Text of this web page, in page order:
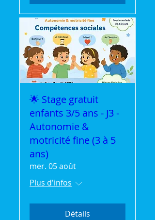
🌟 Stage gratuit
enfants 3/5 ans - J3 -
Autonomie &
motricité fine (3 à 5
ans)
mer. 05 août
Plus d'infos
Détails